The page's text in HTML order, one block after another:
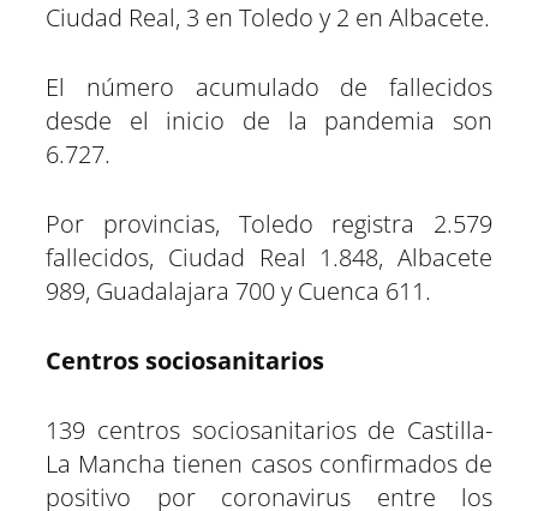
Ciudad Real, 3 en Toledo y 2 en Albacete.
El número acumulado de fallecidos
desde el inicio de la pandemia son
6.727.
Por provincias, Toledo registra 2.579
fallecidos, Ciudad Real 1.848, Albacete
989, Guadalajara 700 y Cuenca 611.
Centros sociosanitarios
139 centros sociosanitarios de Castilla-
La Mancha tienen casos confirmados de
positivo por coronavirus entre los